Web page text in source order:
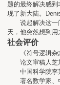
题的最终解决感
现了新大陆。
说起解决这一问
天，他突然想到
社会评价
《符号逻辑杂志
论文审稿人芝加
中国科学院李邦
著名数学家、中